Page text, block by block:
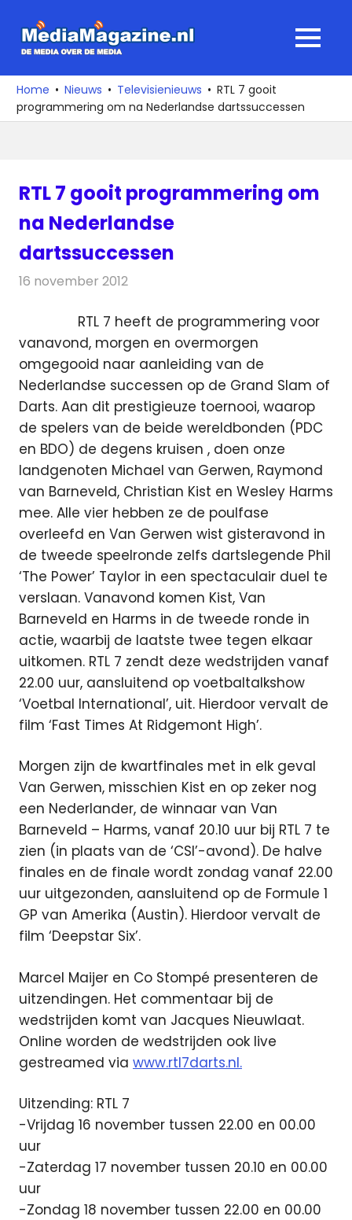
naar
media
over
de
MENU
Home Nieuws Televisienieuws
RTL 7 gooit
programmering om na Nederlandse dartssuccessen
RTL 7 gooit programmering om
na Nederlandse
dartssuccessen
16 november 2012
RTL 7 heeft de programmering voor
vanavond, morgen en overmorgen
omgegooid naar aanleiding van de
Nederlandse successen op de Grand Slam of
Darts. Aan dit prestigieuze toernooi, waarop
de spelers van de beide wereldbonden (PDC
en BDO) de degens kruisen , doen onze
landgenoten Michael van Gerwen, Raymond
van Barneveld, Christian Kist en Wesley Harms
mee. Alle vier hebben ze de poulfase
overleefd en Van Gerwen wist gisteravond in
de tweede speelronde zelfs dartslegende Phil
‘The Power’ Taylor in een spectaculair duel te
verslaan. Vanavond komen Kist, Van
Barneveld en Harms in de tweede ronde in
actie, waarbij de laatste twee tegen elkaar
uitkomen. RTL 7 zendt deze wedstrijden vanaf
22.00 uur, aansluitend op voetbaltalkshow
‘Voetbal International’, uit. Hierdoor vervalt de
film ‘Fast Times At Ridgemont High’.
Morgen zijn de kwartfinales met in elk geval
Van Gerwen, misschien Kist en op zeker nog
een Nederlander, de winnaar van Van
Barneveld – Harms, vanaf 20.10 uur bij RTL 7 te
zien (in plaats van de ‘CSI’-avond). De halve
finales en de finale wordt zondag vanaf 22.00
uur uitgezonden, aansluitend op de Formule 1
GP van Amerika (Austin). Hierdoor vervalt de
film ‘Deepstar Six’.
Marcel Maijer en Co Stompé presenteren de
uitzendingen. Het commentaar bij de
wedstrijden komt van Jacques Nieuwlaat.
Online worden de wedstrijden ook live
gestreamed via www.rtl7darts.nl.
Uitzending: RTL 7
-Vrijdag 16 november tussen 22.00 en 00.00
uur
-Zaterdag 17 november tussen 20.10 en 00.00
uur
-Zondag 18 november tussen 22.00 en 00.00